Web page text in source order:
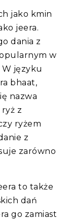
jako kmin
jeera.
dania z
w
W języku
bhaat,
nazwa
z
ryżem
z
zarówno
to także
dań
go zamiast